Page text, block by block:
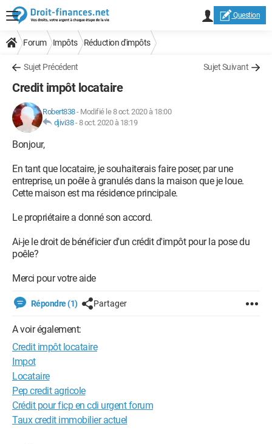
Question
Forum Impôts Réduction d'impôts
Sujet Précédent Sujet Suivant
Credit impôt locataire
Robert838- Modifié le 8 oct. 2020 à 18:00
djivi38-8 oct. 2020 à 18:19
Bonjour,
En tant que locataire, je souhaiterais faire poser, par une
entreprise, un poêle à granulés dans la maison que je loue.
Cette maison est ma résidence principale.
Le propriétaire a donné son accord.
Ai-je le droit de bénéficier d'un crédit d'impôt pour la pose du
poêle?
Merci pour votre aide
Répondre (1) Partager
A voir également:
Credit impôt locataire
Impot
Locataire
Pep credit agricole
Crédit pour ficp en cdi urgent forum
Taux credit immobilier actuel